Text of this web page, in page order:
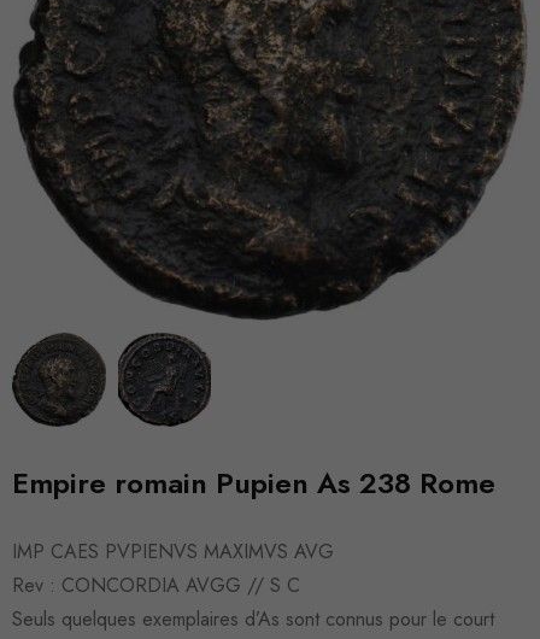
Empire romain Pupien As 238 Rome
IMP CAES PVPIENVS MAXIMVS AVG
Rev : CONCORDIA AVGG // S C
Seuls quelques exemplaires d’As sont connus pour le court